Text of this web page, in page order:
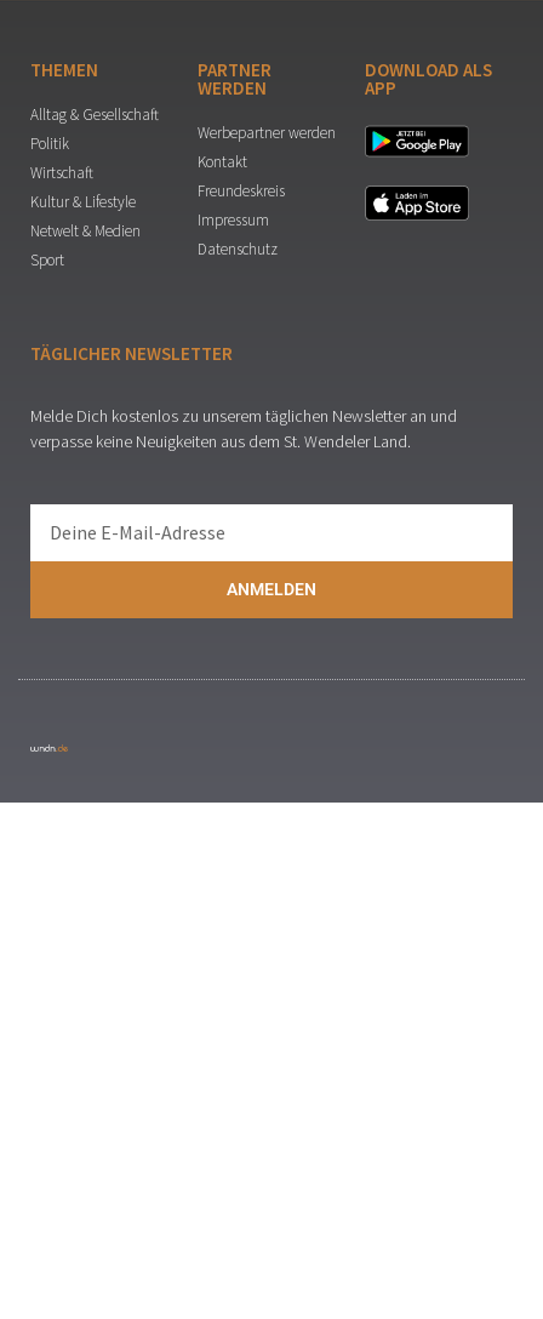
THEMEN
Alltag & Gesellschaft
Politik
Wirtschaft
Kultur & Lifestyle
Netwelt & Medien
Sport
PARTNER
WERDEN
Werbepartner werden
Kontakt
Freundeskreis
Impressum
Datenschutz
DOWNLOAD ALS
APP
TÄGLICHER NEWSLETTER
Melde Dich kostenlos zu unserem täglichen Newsletter an und
verpasse keine Neuigkeiten aus dem St. Wendeler Land.
ANMELDEN